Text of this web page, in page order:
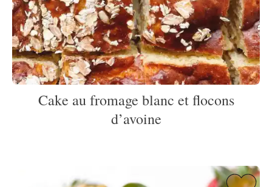
Cake au fromage blanc et flocons
d’avoine